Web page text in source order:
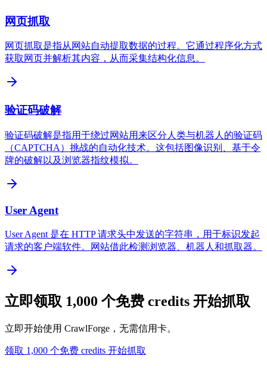
网页抓取
网页抓取是指从网站自动提取数据的过程。它通过程序化方式
获取网页并解析其内容，从而采集结构化信息。
验证码破解
验证码破解是指用于绕过网站用来区分人类与机器人的验证码
（CAPTCHA）挑战的自动化技术。这包括图像识别、基于令
牌的破解以及浏览器指纹模拟。
User Agent
User Agent 是在 HTTP 请求头中发送的字符串，用于标识发起
请求的客户端软件。网站借此检测浏览器、机器人和抓取器。
立即领取 1,000 个免费 credits 开始抓取
立即开始使用 CrawlForge，无需信用卡。
领取 1,000 个免费 credits 开始抓取